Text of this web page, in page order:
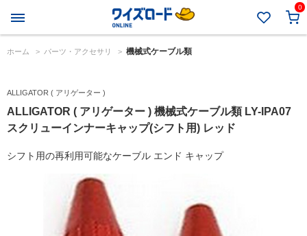
0
ホーム > パーツ・アクセサリ > 機械式ケーブル類
ALLIGATOR ( アリゲーター )
ALLIGATOR ( アリゲーター ) 機械式ケーブル類 LY-IPA07
スクリューインナーキャップ(シフト用) レッド
シフト用の再利用可能なケーブル エンド キャップ